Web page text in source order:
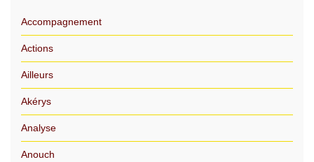
Accompagnement
Actions
Ailleurs
Akérys
Analyse
Anouch